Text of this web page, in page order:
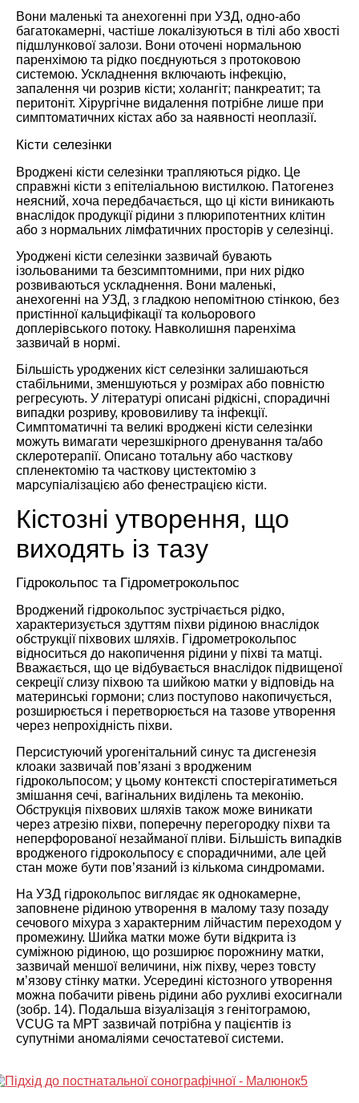
Вони маленькі та анехогенні при УЗД, одно-або
багатокамерні, частіше локалізуються в тілі або хвості
підшлункової залози. Вони оточені нормальною
паренхімою та рідко поєднуються з протоковою
системою. Ускладнення включають інфекцію,
запалення чи розрив кісти; холангіт; панкреатит; та
перитоніт. Хірургічне видалення потрібне лише при
симптоматичних кістах або за наявності неоплазії.
Кісти селезінки
Вроджені кісти селезінки трапляються рідко. Це
справжні кісти з епітеліальною вистилкою. Патогенез
неясний, хоча передбачається, що ці кісти виникають
внаслідок продукції рідини з плюрипотентних клітин
або з нормальних лімфатичних просторів у селезінці.
Уроджені кісти селезінки зазвичай бувають
ізольованими та безсимптомними, при них рідко
розвиваються ускладнення. Вони маленькі,
анехогенні на УЗД, з гладкою непомітною стінкою, без
пристінної кальцифікації та кольорового
доплерівського потоку. Навколишня паренхіма
зазвичай в нормі.
Більшість уроджених кіст селезінки залишаються
стабільними, зменшуються у розмірах або повністю
регресують. У літературі описані рідкісні, спорадичні
випадки розриву, крововиливу та інфекції.
Симптоматичні та великі вроджені кісти селезінки
можуть вимагати черезшкірного дренування та/або
склеротерапії. Описано тотальну або часткову
спленектомію та часткову цистектомію з
марсупіалізацією або фенестрацією кісти.
Кістозні утворення, що
виходять із тазу
Гідрокольпос та Гідрометрокольпос
Вроджений гідрокольпос зустрічається рідко,
характеризується здуттям піхви рідиною внаслідок
обструкції піхвових шляхів. Гідрометрокольпос
відноситься до накопичення рідини у піхві та матці.
Вважається, що це відбувається внаслідок підвищеної
секреції слизу піхвою та шийкою матки у відповідь на
материнські гормони; слиз поступово накопичується,
розширюється і перетворюється на тазове утворення
через непрохідність піхви.
Персистуючий урогенітальний синус та дисгенезія
клоаки зазвичай пов’язані з вродженим
гідрокольпосом; у цьому контексті спостерігатиметься
змішання сечі, вагінальних виділень та меконію.
Обструкція піхвових шляхів також може виникати
через атрезію піхви, поперечну перегородку піхви та
неперфорованої незайманої пліви. Більшість випадків
вродженого гідрокольпосу є спорадичними, але цей
стан може бути пов’язаний із кількома синдромами.
На УЗД гідрокольпос виглядає як однокамерне,
заповнене рідиною утворення в малому тазу позаду
сечового міхура з характерним лійчастим переходом у
промежину. Шийка матки може бути відкрита із
суміжною рідиною, що розширює порожнину матки,
зазвичай меншої величини, ніж піхву, через товсту
м’язову стінку матки. Усередині кістозного утворення
можна побачити рівень рідини або рухливі ехосигнали
(зобр. 14). Подальша візуалізація з генітограмою,
VCUG та МРТ зазвичай потрібна у пацієнтів із
супутніми аномаліями сечостатевої системи.